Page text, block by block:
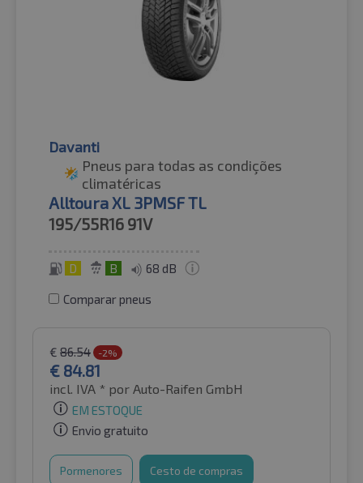
Davanti
Pneus para todas as condições
climatéricas
Alltoura XL 3PMSF TL
195/55R16 91V
D B 68 dB
Comparar pneus
€ 86.54 -2%
€ 84.81
incl. IVA * por Auto-Raifen GmbH
EM ESTOQUE
Envio gratuito
Pormenores Cesto de compras